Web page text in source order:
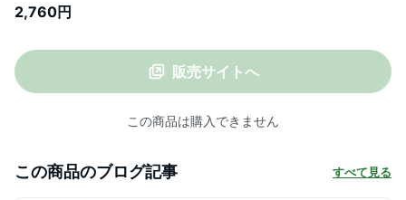
京土産 神楽坂 老舗 高級中華 点心 飲茶 惣
楽坂本店】セール
2,760円
販売サイトへ
この商品は購入できません
この商品のブログ記事 すべて見る